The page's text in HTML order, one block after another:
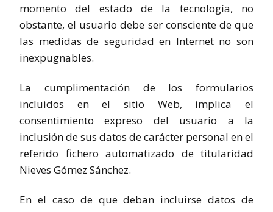
momento del estado de la tecnología, no
obstante, el usuario debe ser consciente de que
las medidas de seguridad en Internet no son
inexpugnables.
La cumplimentación de los formularios
incluidos en el sitio Web, implica el
consentimiento expreso del usuario a la
inclusión de sus datos de carácter personal en el
referido fichero automatizado de titularidad
Nieves Gómez Sánchez.
En el caso de que deban incluirse datos de